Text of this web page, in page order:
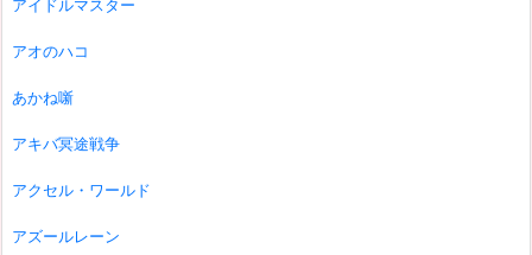
アイドルマスター
アオのハコ
あかね噺
アキバ冥途戦争
アクセル・ワールド
アズールレーン